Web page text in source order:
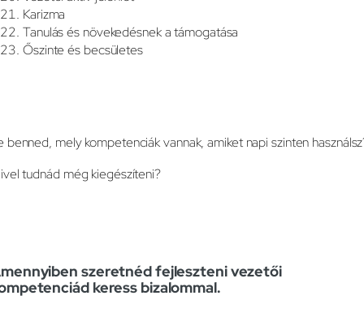
Karizma
Tanulás és növekedésnek a támogatása
Őszinte és becsületes
benned, mely kompetenciák vannak, amiket napi szinten
tudnád még kiegészíteni?
szeretnéd fejleszteni vezetői
keress bizalommal.